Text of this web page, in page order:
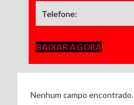
BAIXAR AGORA
Nenhum campo encontrado.